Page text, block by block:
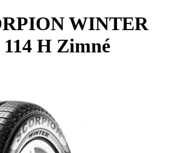
WINTER
114 H Zimné